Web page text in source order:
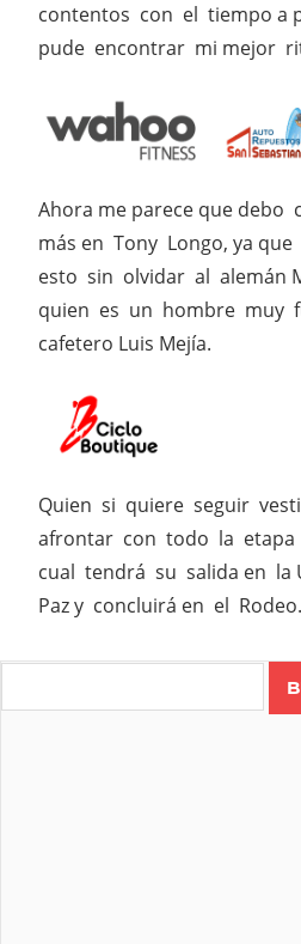
contentos con el tiempo a
pude encontrar mi mejor
Ahora me parece que
más en Tony Longo, ya
esto sin olvidar al alemán
quien es un hombre muy
cafetero Luis Mejía.
Quien si quiere seguir
afrontar con todo la etapa
cual tendrá su salida en la
Paz y concluirá en el Rodeo.